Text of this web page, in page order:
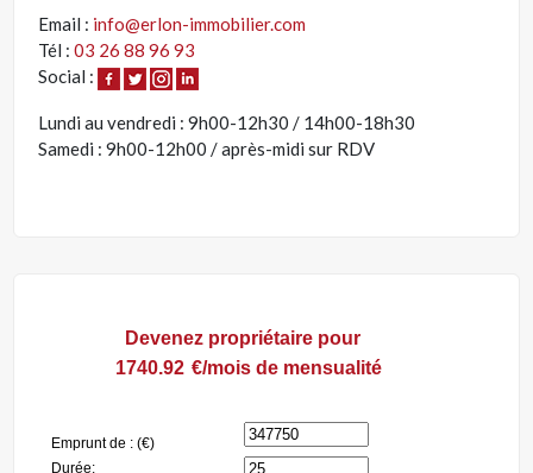
Email : info@erlon-immobilier.com
Tél :03 26 88 96 93
Social :
Lundi au vendredi : 9h00-12h30 / 14h00-18h30
Samedi : 9h00-12h00 / après-midi sur RDV